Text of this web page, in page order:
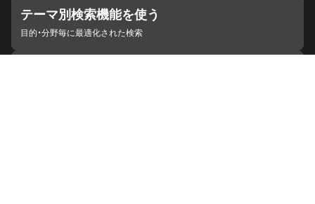
テーマ別検索機能を使う
目的・分野毎に最適化された検索